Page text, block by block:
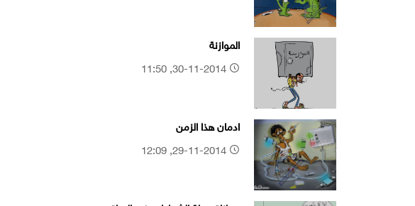
الموازنة
ادمان هذا الزمن